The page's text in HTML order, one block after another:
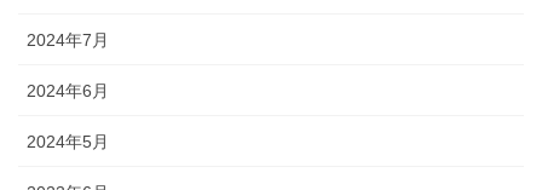
2024年7月
2024年6月
2024年5月